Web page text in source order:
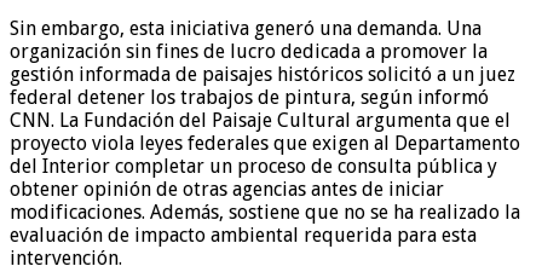
Sin embargo, esta iniciativa generó una demanda. Una
organización sin fines de lucro dedicada a promover la
gestión informada de paisajes históricos solicitó a un juez
federal detener los trabajos de pintura, según informó
CNN. La Fundación del Paisaje Cultural argumenta que el
proyecto viola leyes federales que exigen al Departamento
del Interior completar un proceso de consulta pública y
obtener opinión de otras agencias antes de iniciar
modificaciones. Además, sostiene que no se ha realizado la
evaluación de impacto ambiental requerida para esta
intervención.